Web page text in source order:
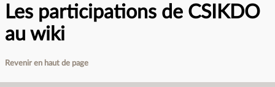
Les participations de CSIKDO
au wiki
Revenir en haut de page